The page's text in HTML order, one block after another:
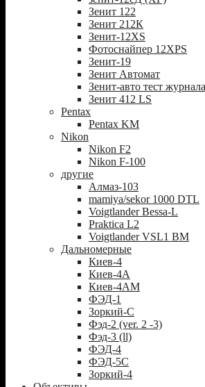
Зенит 122
Зенит 212К
Зенит-12XS
Фотоснайпер 12XPS
Зенит-19
Зенит Автомат
Зенит-авто тест журнала
Зенит 412 LS
Pentax
Pentax KM
Nikon
Nikon F2
Nikon F-100
другие
Алмаз-103
mamiya/sekor 1000 DTL
Voigtlander Bessa-L
Praktica L2
Voigtlander VSL1 BM
Дальномерные
Киев-4
Киев-4А
Киев-4АМ
ФЭД-1
Зоркий-С
Фэд-2 (ver. 2 -3)
Фэд-3 (ll)
ФЭД-4
ФЭД-5С
Зоркий-4